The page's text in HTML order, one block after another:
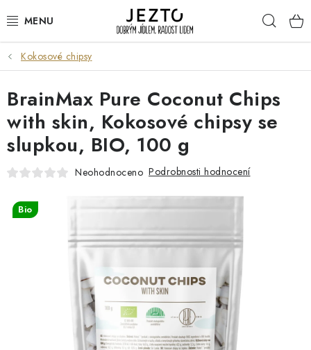
na
DÁRKOVÉ SADY
TRVANLIVÉ
DROGERIE A KOSMETIKA
NÁPOJE
SPORT A ZDRAVÍ
RELAX A REGENERACE
NÁŠ PŘÍBĚH FIREMNÍ DÁRKY
KONTAKTY
DOPRAVA A PLATBA
Kokosové chipsy
BrainMax Pure Coconut Chips
with skin, Kokosové chipsy se
slupkou, BIO, 100 g
Neohodnoceno Podrobnosti hodnocení
Bio